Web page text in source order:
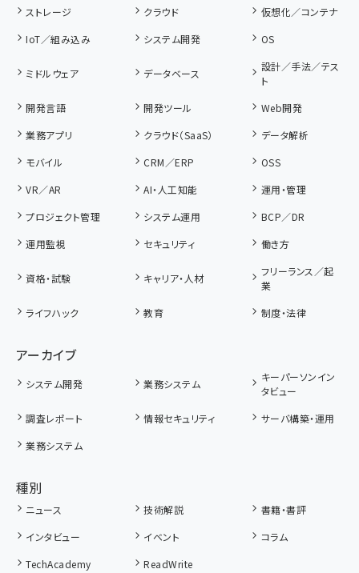
ストレージ
クラウド
仮想化／コンテナ
IoT／組み込み
システム開発 OS
ミドルウェア データベース
設計／手法／テス
ト
開発言語
開発ツール
Web開発
業務アプリ
クラウド（SaaS）
データ解析
モバイル
CRM／ERP
OSS
VR／AR
AI・人工知能
運用・管理
プロジェクト管理
システム運用
BCP／DR
運用監視
セキュリティ 働き方
資格・試験 キャリア・人材
フリーランス／起
業
ライフハック
教育 制度・法律
アーカイブ
システム開発 業務システム
キーパーソンイン
タビュー
調査レポート
情報セキュリティ
サーバ構築・運用
業務システム
種別
ニュース 技術解説
書籍・書評
インタビュー
イベント
コラム
TechAcademy
ReadWrite